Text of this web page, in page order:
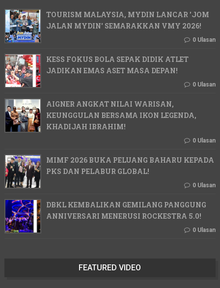
TOURISM MALAYSIA, MYDIN LANCAR 'JOM
JALAN MYDIN' SEMARAKKAN VMY 2026!
0 Ulasan
KESS FOKUS BOLA SEPAK DIDIK ATLET
JADIKAN EMAS ASET MASA DEPAN!
0 Ulasan
AIGNER ANGKAT NILAI WARISAN,
KEUNGGULAN BERSAMA IKON LEGENDA,
KHADIJAH IBRAHIM!
0 Ulasan
MIMF 2026 BUKA PELUANG BAHARU KEPADA
PKS DAN PELABUR GLOBAL!
0 Ulasan
DBKL KEMBALIKAN GEMILANG PANGGUNG
ANNIVERSARI MENERUSI ROCKESTRA 5.0!
0 Ulasan
FEATURED VIDEO